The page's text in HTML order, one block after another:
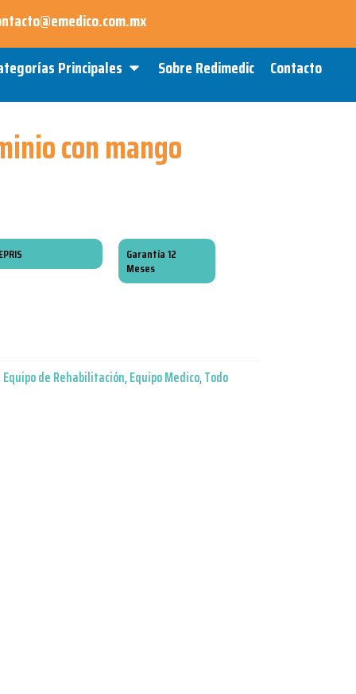
Principales Open Categorías Principales
Sobre Redimedic Contacto
con mango
Garantía 12
Meses
Equipo de Rehabilitación, Equipo Medico, Todo